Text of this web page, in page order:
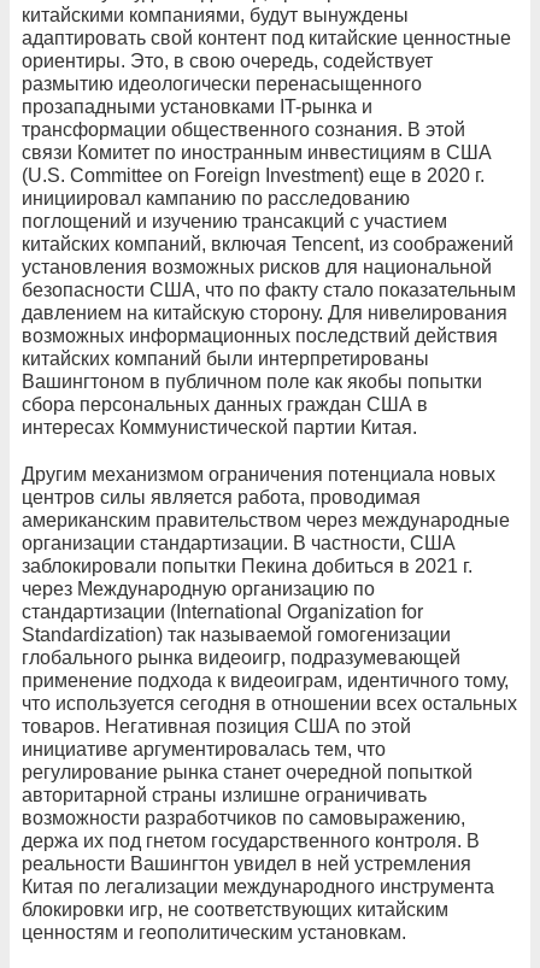
китайскими компаниями, будут вынуждены
адаптировать свой контент под китайские ценностные
ориентиры. Это, в свою очередь, содействует
размытию идеологически перенасыщенного
прозападными установками IT-рынка и
трансформации общественного сознания. В этой
связи Комитет по иностранным инвестициям в США
(U.S. Committee on Foreign Investment) еще в 2020 г.
инициировал кампанию по расследованию
поглощений и изучению трансакций с участием
китайских компаний, включая Tencent, из соображений
установления возможных рисков для национальной
безопасности США, что по факту стало показательным
давлением на китайскую сторону. Для нивелирования
возможных информационных последствий действия
китайских компаний были интерпретированы
Вашингтоном в публичном поле как якобы попытки
сбора персональных данных граждан США в
интересах Коммунистической партии Китая.
Другим механизмом ограничения потенциала новых
центров силы является работа, проводимая
американским правительством через международные
организации стандартизации. В частности, США
заблокировали попытки Пекина добиться в 2021 г.
через Международную организацию по
стандартизации (International Organization for
Standardization) так называемой гомогенизации
глобального рынка видеоигр, подразумевающей
применение подхода к видеоиграм, идентичного тому,
что используется сегодня в отношении всех остальных
товаров. Негативная позиция США по этой
инициативе аргументировалась тем, что
регулирование рынка станет очередной попыткой
авторитарной страны излишне ограничивать
возможности разработчиков по самовыражению,
держа их под гнетом государственного контроля. В
реальности Вашингтон увидел в ней устремления
Китая по легализации международного инструмента
блокировки игр, не соответствующих китайским
ценностям и геополитическим установкам.